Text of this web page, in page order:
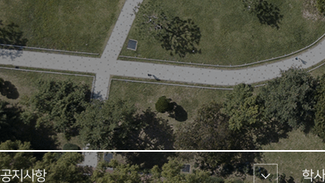
공지사항 학